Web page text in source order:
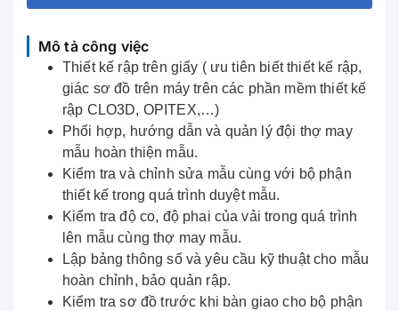
Mô tả công việc
Thiết kế rập trên giấy ( ưu tiên biết thiết kế rập,
giác sơ đồ trên máy trên các phần mềm thiết kế
rập CLO3D, OPITEX,…)
Phối hợp, hướng dẫn và quản lý đội thợ may
mẫu hoàn thiện mẫu.
Kiểm tra và chỉnh sửa mẫu cùng với bộ phận
thiết kế trong quá trình duyệt mẫu.
Kiểm tra độ co, độ phai của vải trong quá trình
lên mẫu cùng thợ may mẫu.
Lập bảng thông số và yêu cầu kỹ thuật cho mẫu
hoàn chỉnh, bảo quản rập.
Kiểm tra sơ đồ trước khi bàn giao cho bộ phận